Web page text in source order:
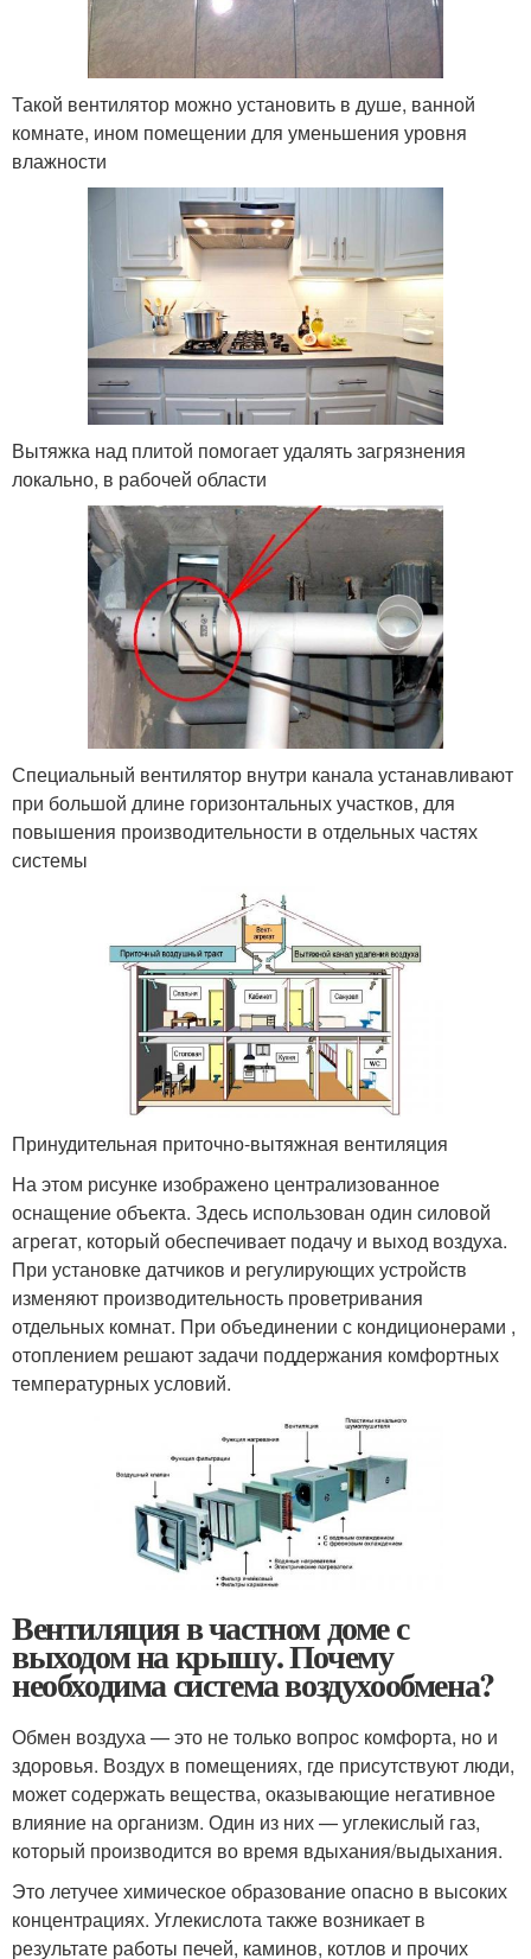
Такой вентилятор можно установить в душе, ванной
комнате, ином помещении для уменьшения уровня
влажности
Вытяжка над плитой помогает удалять загрязнения
локально, в рабочей области
Специальный вентилятор внутри канала устанавливают
при большой длине горизонтальных участков, для
повышения производительности в отдельных частях
системы
Принудительная приточно-вытяжная вентиляция
На этом рисунке изображено централизованное
оснащение объекта. Здесь использован один силовой
агрегат, который обеспечивает подачу и выход воздуха.
При установке датчиков и регулирующих устройств
изменяют производительность проветривания
отдельных комнат. При объединении с кондиционерами ,
отоплением решают задачи поддержания комфортных
температурных условий.
Вентиляция в частном доме с
выходом на крышу. Почему
необходима система воздухообмена?
Обмен воздуха — это не только вопрос комфорта, но и
здоровья. Воздух в помещениях, где присутствуют люди,
может содержать вещества, оказывающие негативное
влияние на организм. Один из них — углекислый газ,
который производится во время вдыхания/выдыхания.
Это летучее химическое образование опасно в высоких
концентрациях. Углекислота также возникает в
результате работы печей, каминов, котлов и прочих